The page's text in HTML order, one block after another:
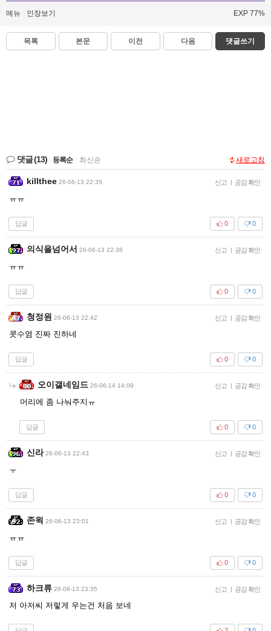
메뉴 인장보기 EXP 77%
목록 본문 이전 다음 댓글쓰기
댓글(13) 등록순 최신순 새로고침
killthee 26-06-13 22:35 신고 | 공감 확인
ㅠㅠ
답글 0
0
의식을넘어서 26-06-13 22:38 신고 | 공감 확인
ㅠㅠ
답글 0
0
청정원 26-06-13 22:42 신고 | 공감 확인
콧수염 진짜 진하네
답글 0
0
오이갤네임드 26-06-14 14:09 신고 | 공감 확인
머리에 좀 나눠주지ㅠ
답글 0
0
신라 26-06-13 22:43 신고 | 공감 확인
ㅜ
답글 0
0
존윅 26-06-13 23:01 신고 | 공감 확인
ㅠㅠ
답글 0
0
하크류 26-06-13 23:35 신고 | 공감 확인
저 아저씨 저렇게 우는건 처음 보네